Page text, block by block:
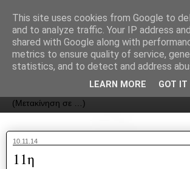
ΟΔΟΣ
10.11.14
11η
This site uses cookies from Google to
and to analyze traffic. Your IP address
shared with Google along with
metrics to ensure quality of service,
statistics, and to detect and address
LEARN MORE GOT IT